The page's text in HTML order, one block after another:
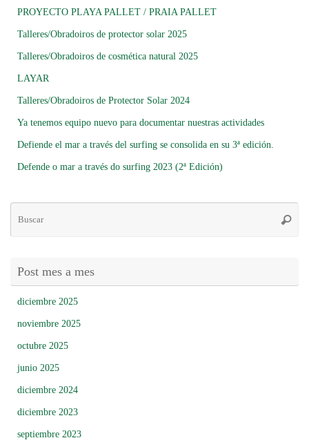
PROYECTO PLAYA PALLET / PRAIA PALLET
Talleres/Obradoiros de protector solar 2025
Talleres/Obradoiros de cosmética natural 2025
LAYAR
Talleres/Obradoiros de Protector Solar 2024
Ya tenemos equipo nuevo para documentar nuestras actividades
Defiende el mar a través del surfing se consolida en su 3ª edición.
Defende o mar a través do surfing 2023 (2ª Edición)
Post mes a mes
diciembre 2025
noviembre 2025
octubre 2025
junio 2025
diciembre 2024
diciembre 2023
septiembre 2023